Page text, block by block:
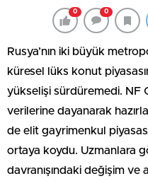
0 0
Rusya’nın iki büyük
küresel lüks konut
yükselişi sürdüremedi. NF
verilerine dayanarak
de elit gayrimenkul
ortaya koydu. Uzmanlara
davranışındaki değişim ve